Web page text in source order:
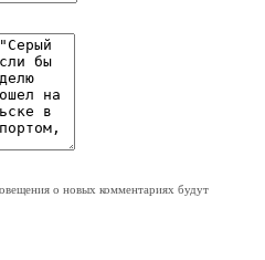
о новых комментариях будут